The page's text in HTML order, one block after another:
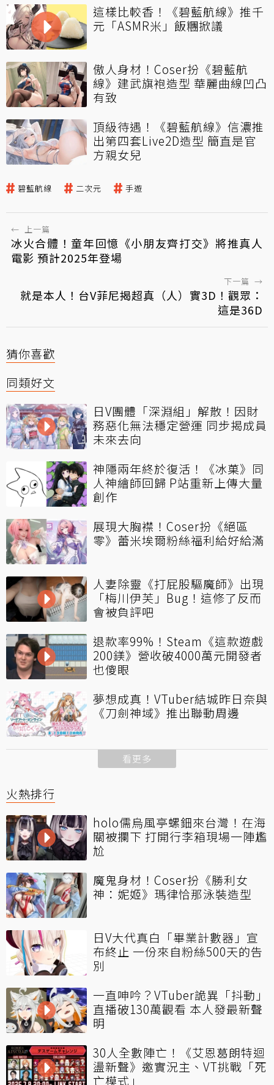
這樣比較香！《碧藍航線》推千
元「ASMR米」飯糰掀議
傲人身材！Coser扮《碧藍航
線》建武旗袍造型 華麗曲線凹凸
有致
頂級待遇！《碧藍航線》信濃推
出第四套Live2D造型 簡直是官
方親女兒
碧藍航線 二次元 手遊
← 上一篇
冰火合體！童年回憶《小朋友齊打交》將推真人
電影 預計2025年登場
下一篇 →
就是本人！台V菲尼揭超真（人）實3D！觀眾：
這是36D
猜你喜歡
同類好文
日V團體「深淵組」解散！因財
務惡化無法穩定營運 同步揭成員
未來去向
神隱兩年終於復活！《冰菓》同
人神繪師回歸 P站重新上傳大量
創作
展現大胸襟！Coser扮《絕區
零》蕾米埃爾粉絲福利給好給滿
人妻除靈《打屁股驅魔師》出現
「梅川伊芙」Bug！這修了反而
會被負評吧
退款率99%！Steam《這款遊戲
200鎂》營收破4000萬元開發者
也傻眼
夢想成真！VTuber結城昨日奈與
《刀劍神域》推出聯動周邊
看更多
火熱排行
holo儒烏風亭螺鈿來台灣！在海
關被攔下 打開行李箱現場一陣尷
尬
魔鬼身材！Coser扮《勝利女
神：妮姬》瑪律恰那泳裝造型
日V大代真白「畢業計數器」宣
布終止 一份來自粉絲500天的告
別
一直呻吟？VTuber詭異「抖動」
直播破130萬觀看 本人發最新聲
明
30人全數陣亡！《艾恩葛朗特迴
盪新聲》邀實況主、VT挑戰「死
亡模式」